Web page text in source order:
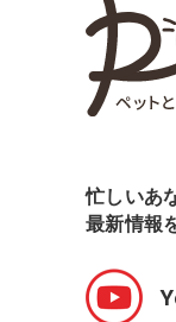
忙しいあ
最新情報